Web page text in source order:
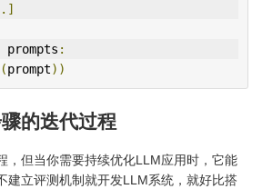
:
(prompt))
的迭代过程
，但当你需要持续优化LLM应用时，它能
建立评测机制就开发LLM系统，就好比搭